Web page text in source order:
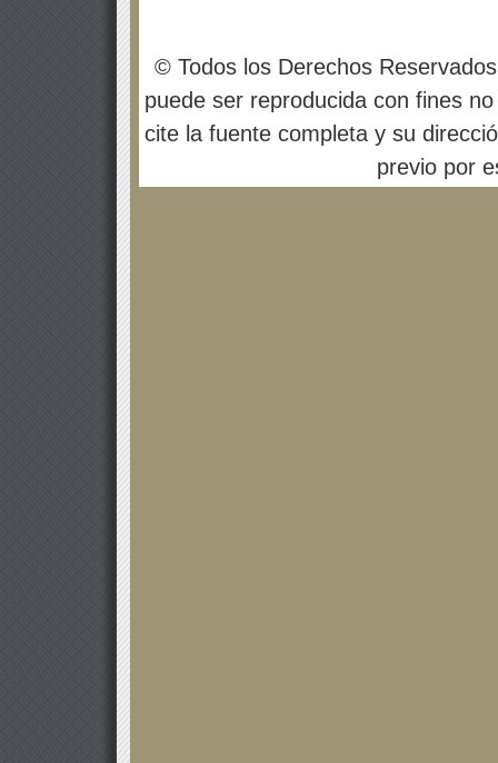
© Todos los Derechos
puede ser reproducida con fines
cite la fuente completa y su
previo por